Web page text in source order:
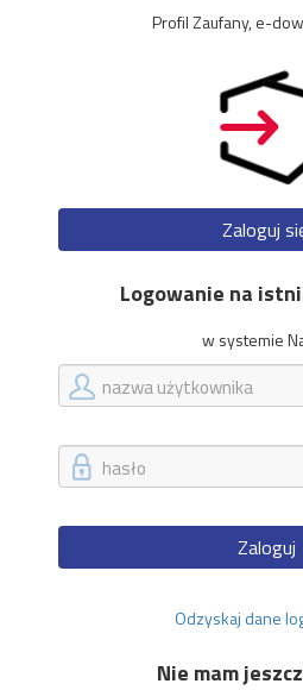
Profil Zaufany, e-
Zaloguj
Logowanie na
w systemie
Zaloguj
Odzyskaj dane
Nie mam